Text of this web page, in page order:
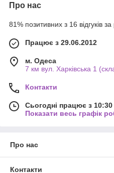
Про нас
81% позитивних з 16 відгуків за
Працює з 29.06.2012
м. Одеса
7 км вул. Харківська 1
Контакти
Сьогодні працює з
Показати весь графік
Про нас
Контакти